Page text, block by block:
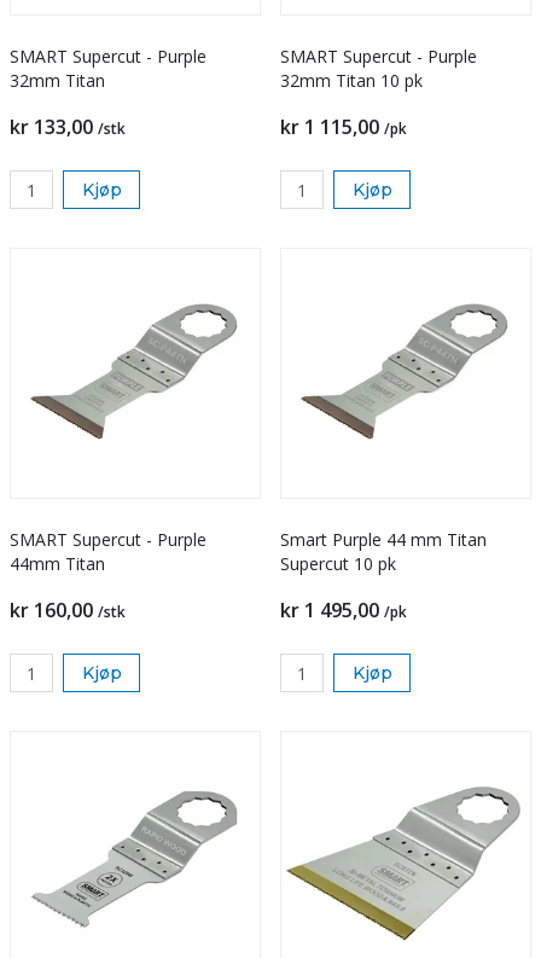
SMART Supercut - Purple
32mm Titan
kr 133,00 /stk
Kjøp
SMART Supercut - Purple
32mm Titan 10 pk
kr 1 115,00 /pk
Kjøp
SMART Supercut - Purple
44mm Titan
kr 160,00 /stk
Kjøp
Smart Purple 44 mm Titan
Supercut 10 pk
kr 1 495,00 /pk
Kjøp